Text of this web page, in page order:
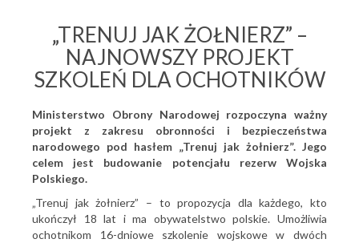
„TRENUJ JAK ŻOŁNIERZ” –
NAJNOWSZY PROJEKT
SZKOLEŃ DLA OCHOTNIKÓW
Ministerstwo Obrony Narodowej rozpoczyna ważny
projekt z zakresu obronności i bezpieczeństwa
narodowego pod hasłem „Trenuj jak żołnierz”. Jego
celem jest budowanie potencjału rezerw Wojska
Polskiego.
„Trenuj jak żołnierz” – to propozycja dla każdego, kto
ukończył 18 lat i ma obywatelstwo polskie. Umożliwia
ochotnikom 16-dniowe szkolenie wojskowe w dwóch